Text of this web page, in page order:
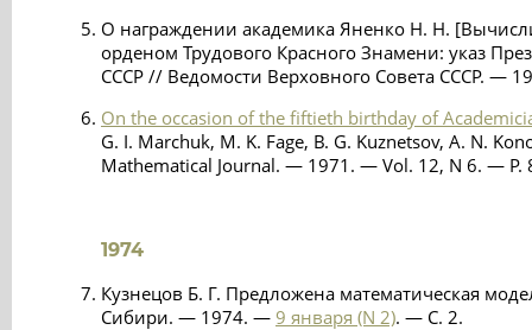
О награждении академика Яненко Н. Н.
орденом Трудового Красного Знамени: указ
СССР // Ведомости Верховного Совета СССР. —
On the occasion of the fiftieth birthday of
G. I. Marchuk, M. K. Fage, B. G. Kuznetsov, A. N.
Mathematical Journal. — 1971. — Vol. 12, N 6. — P.
1974
Кузнецов Б. Г. Предложена математическая
Сибири. — 1974. — 9 января (N 2). — С. 2.